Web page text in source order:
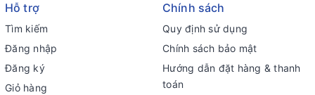
Hỗ trợ
Tìm kiếm
Đăng nhập
Đăng ký
Giỏ hàng
Chính sách
Quy định sử dụng
Chính sách bảo mật
Hướng dẫn đặt hàng & thanh
toán